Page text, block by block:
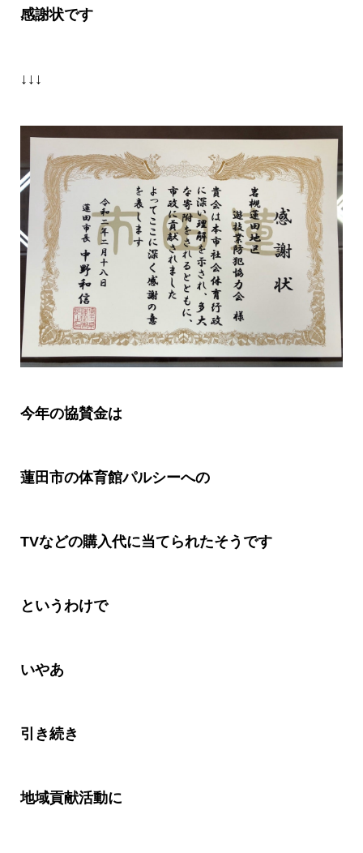
感謝状です
↓↓↓
今年の協賛金は
蓮田市の体育館パルシーへの
TVなどの購入代に当てられたそうです
というわけで
いやあ
引き続き
地域貢献活動に